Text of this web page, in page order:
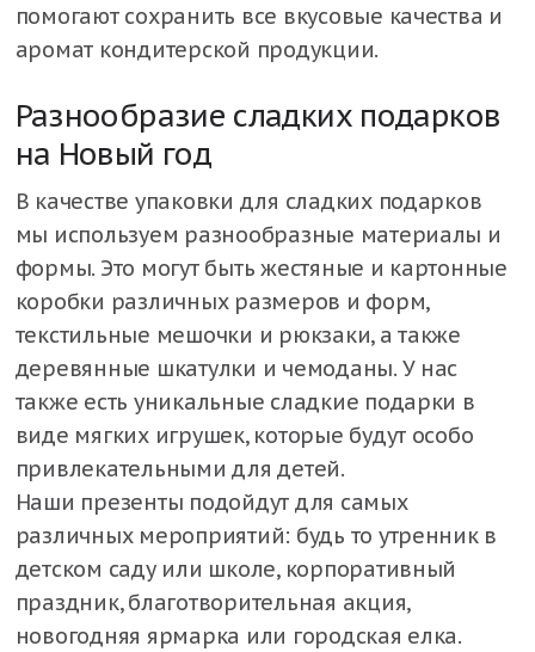
помогают сохранить все вкусовые качества и
аромат кондитерской продукции.
Разнообразие сладких подарков
на Новый год
В качестве упаковки для сладких подарков
мы используем разнообразные материалы и
формы. Это могут быть жестяные и картонные
коробки различных размеров и форм,
текстильные мешочки и рюкзаки, а также
деревянные шкатулки и чемоданы. У нас
также есть уникальные сладкие подарки в
виде мягких игрушек, которые будут особо
привлекательными для детей.
Наши презенты подойдут для самых
различных мероприятий: будь то утренник в
детском саду или школе, корпоративный
праздник, благотворительная акция,
новогодняя ярмарка или городская елка.